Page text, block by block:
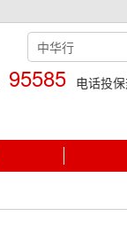
95585 电话投